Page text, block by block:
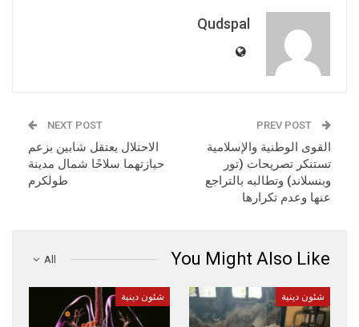
Qudspal
القوى الوطنية والإسلامية
تستنكر تصريحات (تور
وبنسلاند) وتطالبه بالتراجع
عنها وعدم تكرارها
NEXT POST
الاحتلال يعتقل شابين بزعم
حيازتهما سلاحًا شمال مدينة
طولكرم
All You Might Also Like
شئون دينية شئون دينية